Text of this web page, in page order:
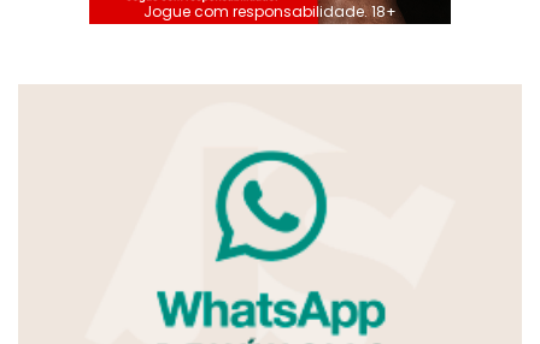
Jogue com responsabilidade. 18+